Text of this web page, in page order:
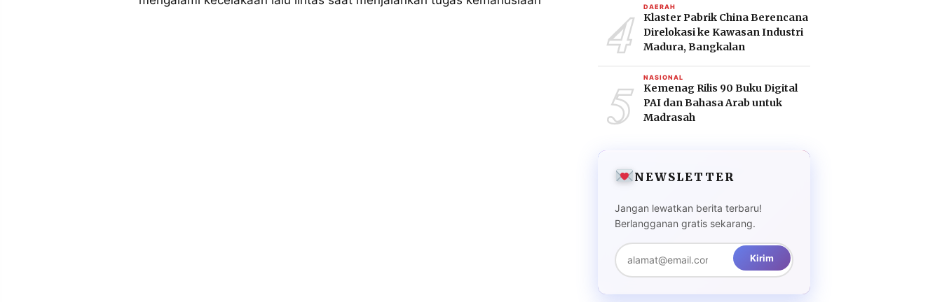
4 DAERAH
Klaster Pabrik China Berencana
Direlokasi ke Kawasan Industri
Madura, Bangkalan
5 NASIONAL
Kemenag Rilis 90 Buku Digital
PAI dan Bahasa Arab untuk
Madrasah
NEWSLETTER
Jangan lewatkan berita terbaru!
Berlangganan gratis sekarang.
Kirim